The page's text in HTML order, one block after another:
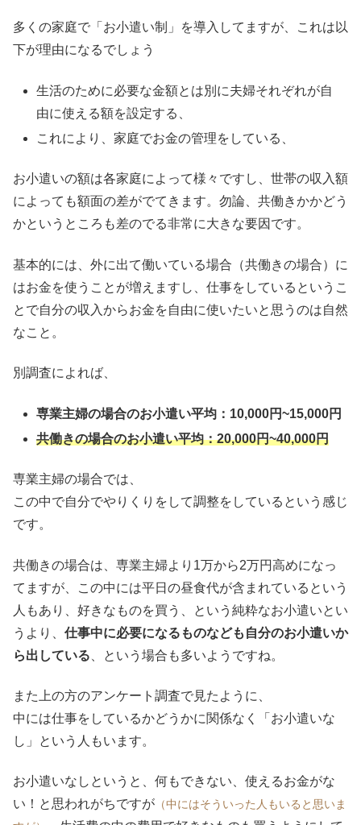
多くの家庭で「お小遣い制」を導入してますが、これは以
下が理由になるでしょう
生活のために必要な金額とは別に夫婦それぞれが自
由に使える額を設定する、
これにより、家庭でお金の管理をしている、
お小遣いの額は各家庭によって様々ですし、世帯の収入額
によっても額面の差がでてきます。勿論、共働きかかどう
かというところも差のでる非常に大きな要因です。
基本的には、外に出て働いている場合（共働きの場合）に
はお金を使うことが増えますし、仕事をしているというこ
とで自分の収入からお金を自由に使いたいと思うのは自然
なこと。
別調査によれば、
専業主婦の場合のお小遣い平均：10,000円~15,000円
共働きの場合のお小遣い平均：20,000円~40,000円
専業主婦の場合では、
この中で自分でやりくりをして調整をしているという感じ
です。
共働きの場合は、専業主婦より1万から2万円高めになっ
てますが、この中には平日の昼食代が含まれているという
人もあり、好きなものを買う、という純粋なお小遣いとい
うより、 仕事中に必要になるものなども自分のお小遣いか
ら出している 、という場合も多いようですね。
また上の方のアンケート調査で見たように、
中には仕事をしているかどうかに関係なく「お小遣いな
し」という人もいます。
お小遣いなしというと、何もできない、使えるお金がな
い！と思われがちですが （中にはそういった人もいると思いま